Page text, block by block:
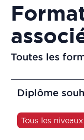
Toutes les
Diplôme
Tous les niveaux